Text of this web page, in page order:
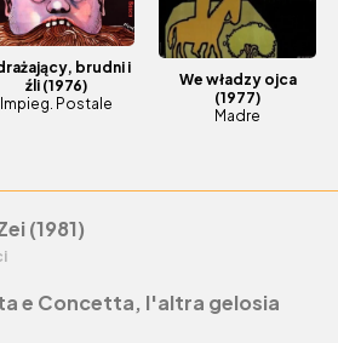
brudni i
źli (1976)
Impieg. Postale
We władzy ojca
(1977)
Madre
(1981)
e Concetta, l'altra gelosia